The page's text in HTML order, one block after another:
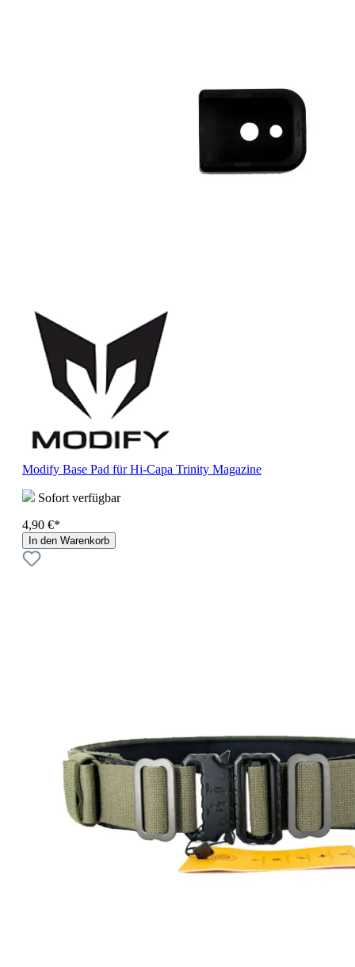
Modify Base Pad für Hi-Capa Trinity Magazine
Sofort verfügbar
4,90 €*
In den Warenkorb